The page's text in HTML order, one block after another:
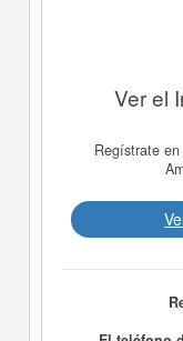
Ver el
Regístrate